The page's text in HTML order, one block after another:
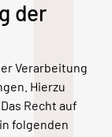
der
Verarbeitung
Hierzu
Recht auf
folgenden